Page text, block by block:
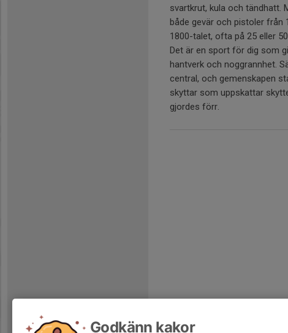
svartkrut, kula och tändhatt.
både gevär och pistoler från
1800-talet, ofta på 25 eller
Det är en sport för dig som
hantverk och noggrannhet.
central, och gemenskapen
skyttar som uppskattar
gjordes förr.
Godkänn kakor